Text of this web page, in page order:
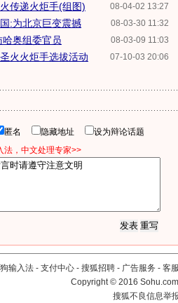
08-04-02 13:27
传递火炬手(组图)
08-03-30 11:32
:为北京巨变震撼
08-03-09 11:03
奥组委官员
07-10-03 20:06
火火炬手选拔活动
匿名 隐藏地址
设为辩论话题
法，中文处理专家>>
输入法 - 支付中心 - 搜狐招聘 - 广告服务 - 客
Copyright©2016
搜狐不良信息举